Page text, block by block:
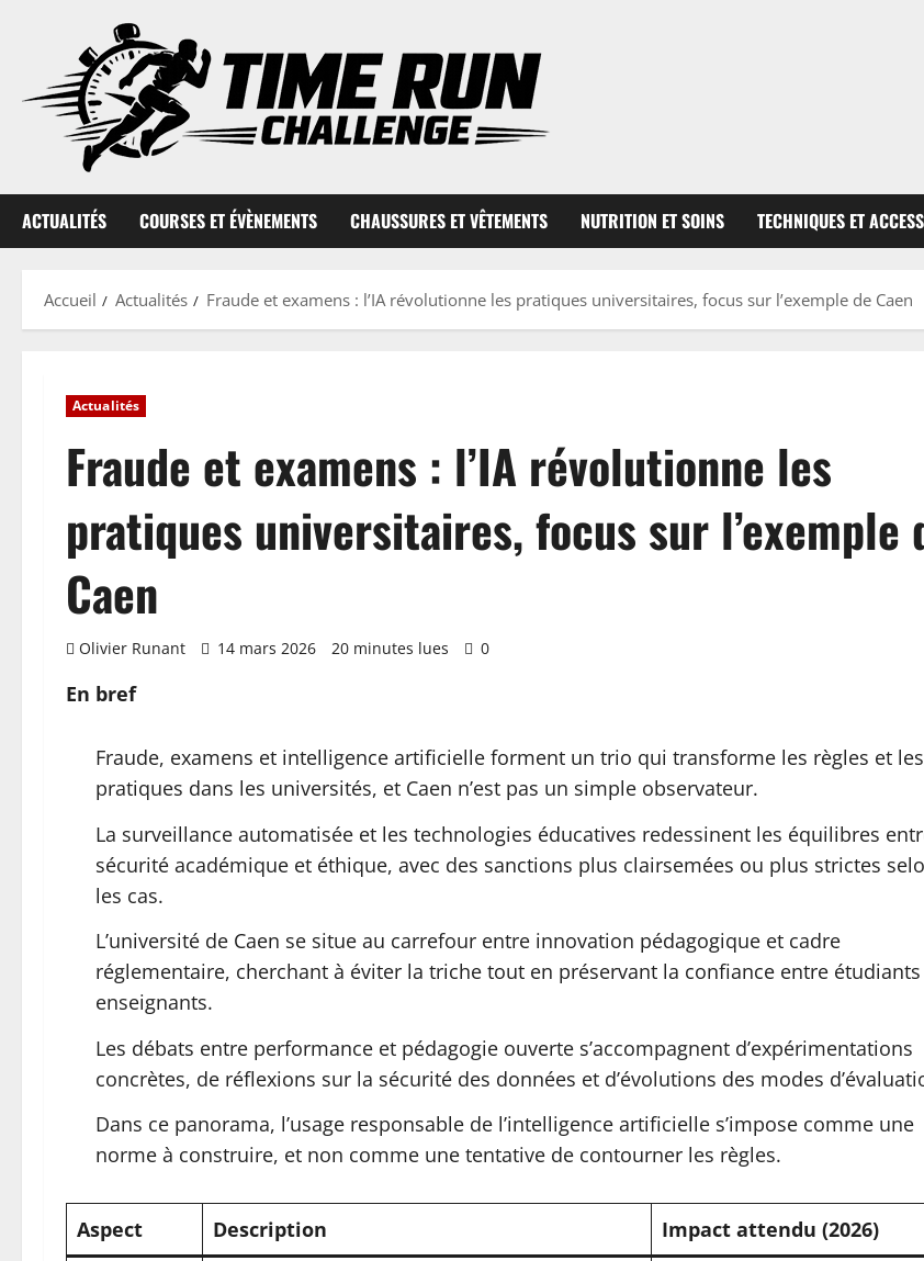
ACTUALITÉS COURSES ET ÉVÈNEMENTS CHAUSSURES ET VÊTEMENTS NUTRITION ET SOINS TECHNIQUES ET
Accueil Actualités Fraude et examens : l’IA révolutionne les pratiques universitaires, focus sur l’exemple de Caen
Actualités
Fraude et examens : l’IA révolutionne les
pratiques universitaires, focus sur l’exemple
Caen
Olivier Runant 14 mars 2026 20 minutes lues 0
En bref
Fraude, examens et intelligence artificielle forment un trio qui transforme les règles et les
pratiques dans les universités, et Caen n’est pas un simple observateur.
La surveillance automatisée et les technologies éducatives redessinent les équilibres
sécurité académique et éthique, avec des sanctions plus clairsemées ou plus strictes
les cas.
L’université de Caen se situe au carrefour entre innovation pédagogique et cadre
réglementaire, cherchant à éviter la triche tout en préservant la confiance entre
enseignants.
Les débats entre performance et pédagogie ouverte s’accompagnent d’expérimentations
concrètes, de réflexions sur la sécurité des données et d’évolutions des modes
Dans ce panorama, l’usage responsable de l’intelligence artificielle s’impose comme une
norme à construire, et non comme une tentative de contourner les règles.
Aspect Description Impact attendu (2026)